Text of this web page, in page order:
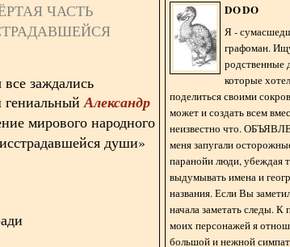
ЧАСТЬ
заждались
гениальныйАлександр
мирового народного
души»
DODO
Я -
графоман.
родственные
которые
поделиться своими
может и создать всем
неизвестно что.
меня запугали
паранойи люди, убеждая
выдумывать имена и
названия. Если Вы
начала заметать следы. К
моих персонажей я
большой и нежной